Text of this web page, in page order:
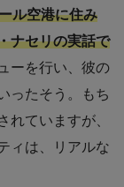
ル空港に住み
ナセリの実話で
ーを行い、彼の
ったそう。もち
れていますが、
ィは、リアルな